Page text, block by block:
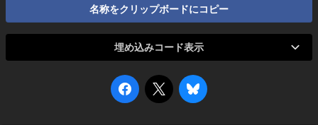
名称をクリップボードにコピー
埋め込みコード表示